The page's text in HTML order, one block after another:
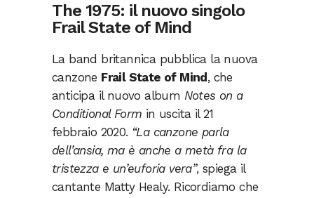
The 1975: il nuovo singolo
Frail State of Mind
La band britannica pubblica la nuova
canzone Frail State of Mind , che
anticipa il nuovo album Notes on a
Conditional Form in uscita il 21
febbraio 2020. “La canzone parla
dell’ansia, ma è anche a metà fra la
tristezza e un’euforia vera”, spiega il
cantante Matty Healy. Ricordiamo che